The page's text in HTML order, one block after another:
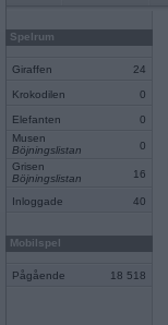
Spelrum
Giraffen 24
Krokodilen 0
Elefanten
0
Musen
Böjningslistan
0
Grisen
Böjningslistan
16
Inloggade 40
Mobilspel
Pågående 18 518